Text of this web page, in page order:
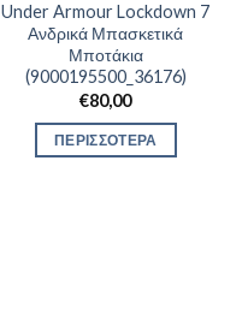
Under Armour Lockdown 7
Ανδρικά Μπασκετικά
Μποτάκια
(9000195500_36176)
€80,00
ΠΕΡΙΣΣΟΤΕΡΑ